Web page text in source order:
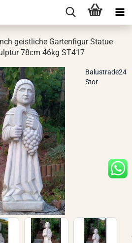
geist­li­che Gar­ten­fi­gur Sta­tue
78cm 46kg ST417
Balustrade24
Stor